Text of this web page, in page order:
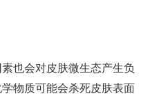
也会对皮肤微生态产生负
物质可能会杀死皮肤表面